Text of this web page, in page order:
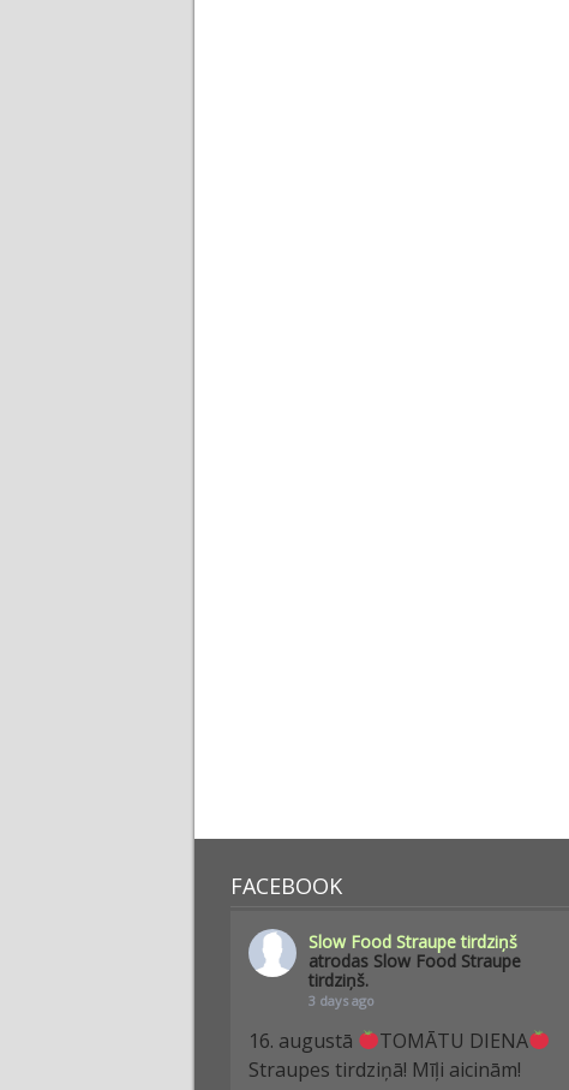
FACEBOOK
Slow Food Straupe tirdziņš
atrodas Slow Food Straupe
tirdziņš.
3 days ago
16. augustā
TOMĀTU DIENA
Straupes tirdziņā! Mīļi aicinām!